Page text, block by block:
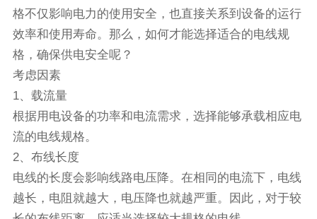
格不仅影响电力的使用安全，也直接关系到设备的运行
效率和使用寿命。那么，如何才能选择适合的电线规
格，确保供电安全呢？
考虑因素
1、载流量
根据用电设备的功率和电流需求，选择能够承载相应电
流的电线规格。
2、布线长度
电线的长度会影响线路电压降。在相同的电流下，电线
越长，电阻就越大，电压降也就越严重。因此，对于较